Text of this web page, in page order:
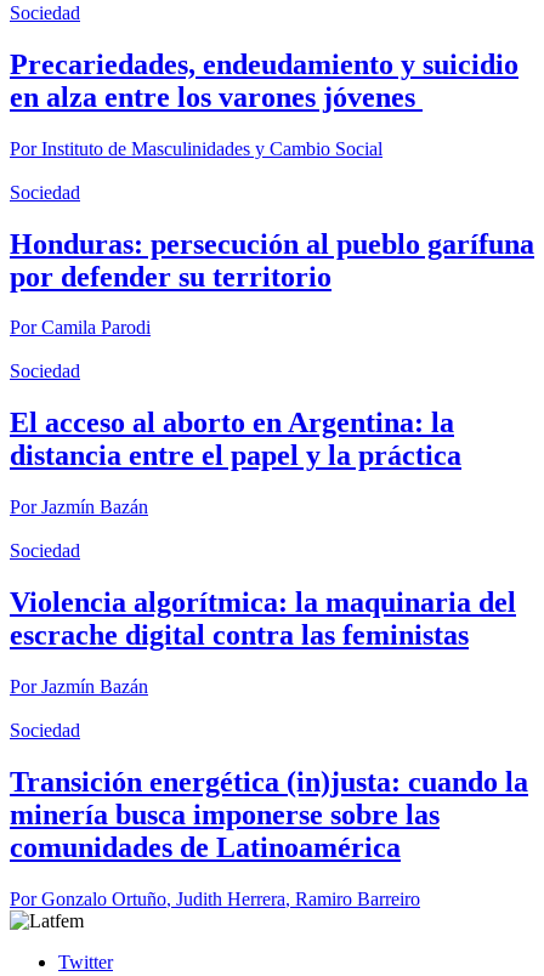
Sociedad
Precariedades, endeudamiento y suicidio
en alza entre los varones jóvenes
PorInstituto de Masculinidades y Cambio Social
Sociedad
Honduras: persecución al pueblo garífuna
por defender su territorio
PorCamila Parodi
Sociedad
El acceso al aborto en Argentina: la
distancia entre el papel y la práctica
PorJazmín Bazán
Sociedad
Violencia algorítmica: la maquinaria del
escrache digital contra las feministas
PorJazmín Bazán
Sociedad
Transición energética (in)justa: cuando la
minería busca imponerse sobre las
comunidades de Latinoamérica
PorGonzalo Ortuño, Judith Herrera, Ramiro Barreiro
Twitter